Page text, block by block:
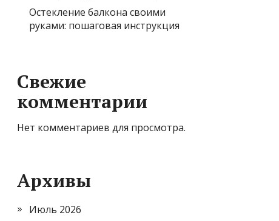
Остекление балкона своими
руками: пошаговая инструкция
Свежие
комментарии
Нет комментариев для просмотра.
Архивы
Июль 2026